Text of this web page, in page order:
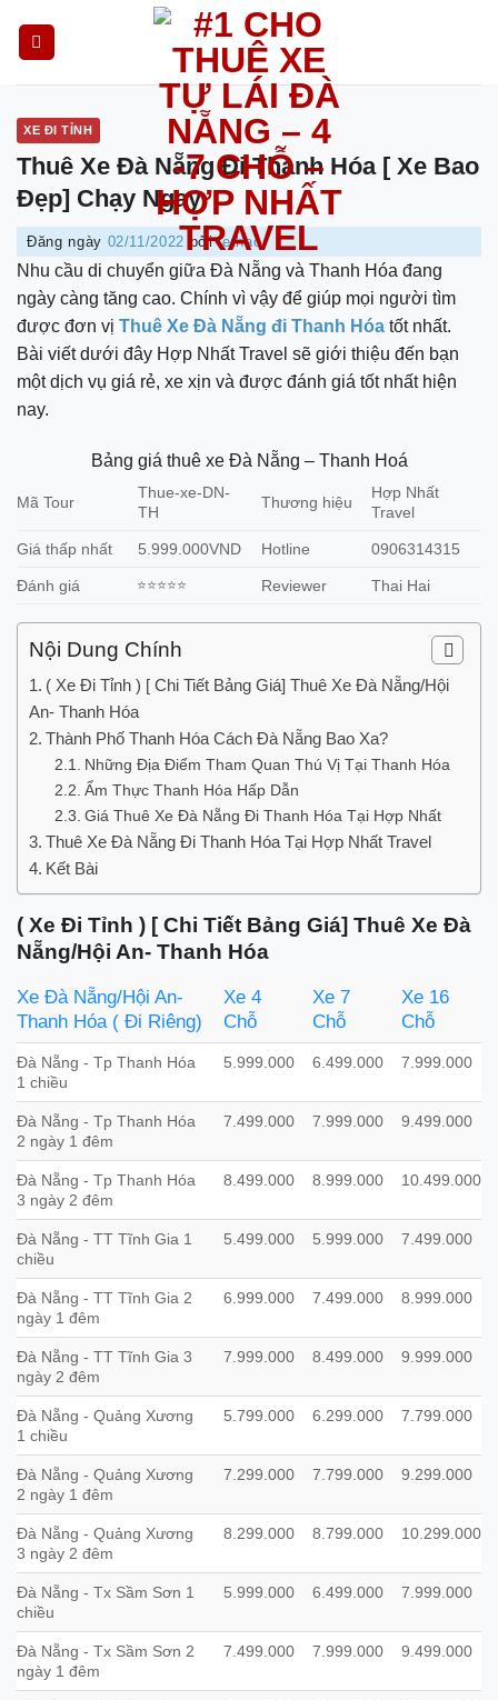
XE ĐI TỈNH
Thuê Xe Đà Nẵng Đi Thanh Hóa [ Xe Bao
Đẹp] Chạy Ngay
Đăng ngày 02/11/2022 bởilethao
Nhu cầu di chuyển giữa Đà Nẵng và Thanh Hóa đang
ngày càng tăng cao. Chính vì vậy để giúp mọi người tìm
được đơn vị Thuê Xe Đà Nẵng đi Thanh Hóa tốt nhất.
Bài viết dưới đây Hợp Nhất Travel sẽ giới thiệu đến bạn
một dịch vụ giá rẻ, xe xịn và được đánh giá tốt nhất hiện
nay.
Bảng giá thuê xe Đà Nẵng – Thanh Hoá
Mã Tour
Thue-xe-DN-
TH
Thương hiệu
Hợp Nhất
Travel
Giá thấp nhất 5.999.000VND Hotline 0906314315
Đánh giá ⭐⭐⭐⭐⭐ Reviewer Thai Hai
Nội Dung Chính
( Xe Đi Tỉnh ) [ Chi Tiết Bảng Giá] Thuê Xe Đà Nẵng/Hội
An- Thanh Hóa
Thành Phố Thanh Hóa Cách Đà Nẵng Bao Xa?
Những Địa Điểm Tham Quan Thú Vị Tại Thanh Hóa
Ẩm Thực Thanh Hóa Hấp Dẫn
Giá Thuê Xe Đà Nẵng Đi Thanh Hóa Tại Hợp Nhất
Thuê Xe Đà Nẵng Đi Thanh Hóa Tại Hợp Nhất Travel
Kết Bài
( Xe Đi Tỉnh ) [ Chi Tiết Bảng Giá] Thuê Xe Đà
Nẵng/Hội An- Thanh Hóa
Xe Đà Nẵng/Hội An-
Thanh Hóa ( Đi Riêng)
Xe 4
Chỗ
Xe 7
Chỗ
Xe 16
Chỗ
Đà Nẵng - Tp Thanh Hóa
1 chiều
5.999.000 6.499.000 7.999.000
Đà Nẵng - Tp Thanh Hóa
2 ngày 1 đêm
7.499.000 7.999.000 9.499.000
Đà Nẵng - Tp Thanh Hóa
3 ngày 2 đêm
8.499.000 8.999.000 10.499.000
Đà Nẵng - TT Tĩnh Gia 1
chiều
5.499.000 5.999.000 7.499.000
Đà Nẵng - TT Tĩnh Gia 2
ngày 1 đêm
6.999.000 7.499.000 8.999.000
Đà Nẵng - TT Tĩnh Gia 3
ngày 2 đêm
7.999.000 8.499.000 9.999.000
Đà Nẵng - Quảng Xương
1 chiều
5.799.000 6.299.000 7.799.000
Đà Nẵng - Quảng Xương
2 ngày 1 đêm
7.299.000 7.799.000 9.299.000
Đà Nẵng - Quảng Xương
3 ngày 2 đêm
8.299.000 8.799.000 10.299.000
Đà Nẵng - Tx Sầm Sơn 1
chiều
5.999.000 6.499.000 7.999.000
Đà Nẵng - Tx Sầm Sơn 2
ngày 1 đêm
7.499.000 7.999.000 9.499.000